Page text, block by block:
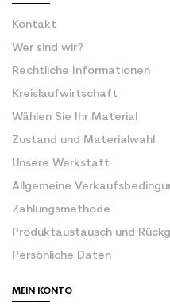
Kontakt
Wer sind wir?
Rechtliche Informationen
Kreislaufwirtschaft
Wählen Sie Ihr Material
Zustand und Materialwahl
Unsere Werkstatt
Allgemeine
Zahlungsmethode
Produktaustausch und
Persönliche Daten
MEIN KONTO